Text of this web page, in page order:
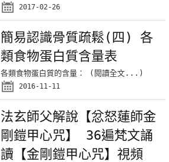
2017-02-26
簡易認識骨質疏鬆(四) 各
類食物蛋白質含量表
各類食物蛋白質的含量： (閱讀全文...)
2016-11-11
法玄師父解說【忿怒蓮師金
剛鎧甲心咒】 36遍梵文誦
讀【金剛鎧甲心咒】視頻